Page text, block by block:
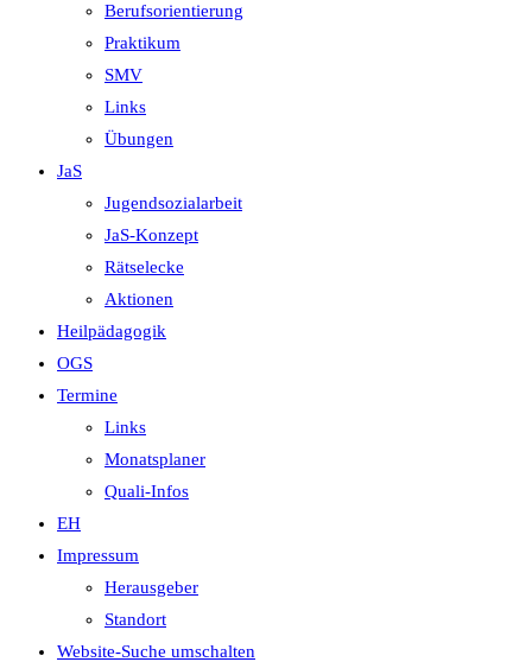
Berufsorientierung
Praktikum
SMV
Links
Übungen
JaS
Jugendsozialarbeit
JaS-Konzept
Rätselecke
Aktionen
Heilpädagogik
OGS
Termine
Links
Monatsplaner
Quali-Infos
EH
Impressum
Herausgeber
Standort
Website-Suche umschalten